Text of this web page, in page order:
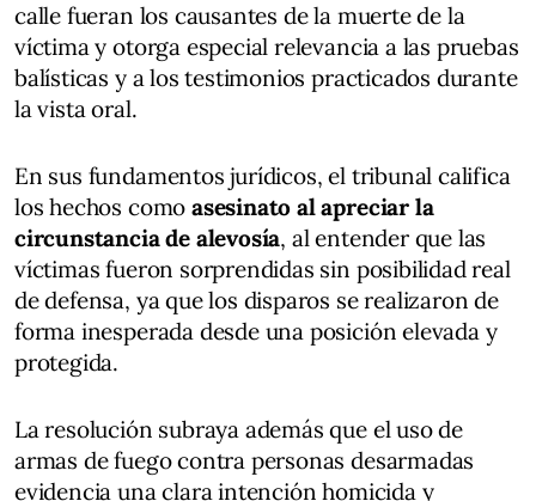
calle fueran los causantes de la muerte de la
víctima y otorga especial relevancia a las pruebas
balísticas y a los testimonios practicados durante
la vista oral.
En sus fundamentos jurídicos, el tribunal califica
los hechos como asesinato al apreciar la
circunstancia de alevosía, al entender que las
víctimas fueron sorprendidas sin posibilidad real
de defensa, ya que los disparos se realizaron de
forma inesperada desde una posición elevada y
protegida.
La resolución subraya además que el uso de
armas de fuego contra personas desarmadas
evidencia una clara intención homicida y